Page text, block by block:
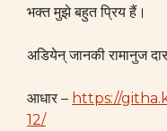
भक्त मुझे बहुत प्रिय हैं।
अडियेन् जानकी रामानुज
आधार – https://
12/